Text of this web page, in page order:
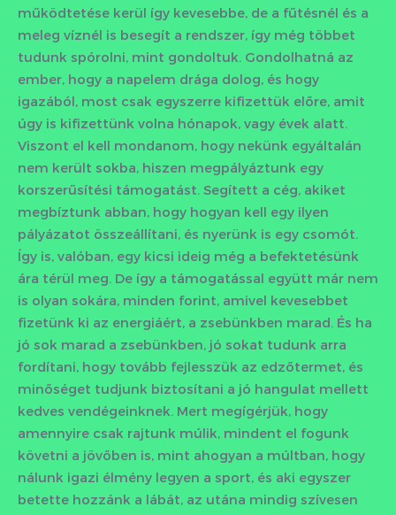
működtetése kerül így kevesebbe, de a fűtésnél és a
meleg víznél is besegít a rendszer, így még többet
tudunk spórolni, mint gondoltuk. Gondolhatná az
ember, hogy a napelem drága dolog, és hogy
igazából, most csak egyszerre kifizettük előre, amit
úgy is kifizettünk volna hónapok, vagy évek alatt.
Viszont el kell mondanom, hogy nekünk egyáltalán
nem került sokba, hiszen megpályáztunk egy
korszerűsítési támogatást. Segített a cég, akiket
megbíztunk abban, hogy hogyan kell egy ilyen
pályázatot összeállítani, és nyerünk is egy csomót.
Így is, valóban, egy kicsi ideig még a befektetésünk
ára térül meg. De így a támogatással együtt már nem
is olyan sokára, minden forint, amivel kevesebbet
fizetünk ki az energiáért, a zsebünkben marad. És ha
jó sok marad a zsebünkben, jó sokat tudunk arra
fordítani, hogy tovább fejlesszük az edzőtermet, és
minőséget tudjunk biztosítani a jó hangulat mellett
kedves vendégeinknek. Mert megígérjük, hogy
amennyire csak rajtunk múlik, mindent el fogunk
követni a jövőben is, mint ahogyan a múltban, hogy
nálunk igazi élmény legyen a sport, és aki egyszer
betette hozzánk a lábát, az utána mindig szívesen